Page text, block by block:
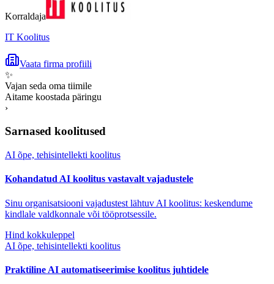
Korraldaja
IT Koolitus
Vaata firma profiili
✨
Vajan seda oma tiimile
Aitame koostada päringu
›
Sarnased koolitused
AI õpe, tehisintellekti koolitus
Kohandatud AI koolitus vastavalt vajadustele
Sinu organisatsiooni vajadustest lähtuv AI koolitus: keskendume
kindlale valdkonnale või tööprotsessile.
Hind kokkuleppel
AI õpe, tehisintellekti koolitus
Praktiline AI automatiseerimise koolitus juhtidele